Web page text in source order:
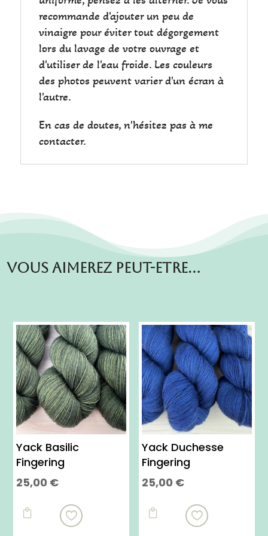
recommande d'ajouter un peu de
vinaigre pour éviter tout dégorgement
lors du lavage de votre ouvrage et
d'utiliser de l'eau froide. Les couleurs
des photos peuvent varier d'un écran à
l'autre.
En cas de doutes, n'hésitez pas à me
contacter.
Vous aimerez peut-etre…
Yack Basilic
Fingering
25,00 €

produit
Yack Duchesse
Fingering
25,00 €

produit